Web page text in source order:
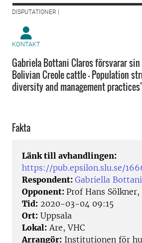
DISPUTATIONER |
KONTAKT
Gabriela Bottani Claros försvarar
Bolivian Creole cattle - Population
diversity and management
Fakta
Länk till avhandlingen:
https://pub.epsilon.slu.se/
Respondent: Gabriella
Opponent: Prof Hans Sölkner,
Tid: 2020-03-04 09:15
Ort: Uppsala
Lokal: Are, VHC
Arrangör: Institutionen för